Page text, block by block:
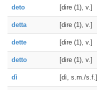
deto [dire (1), v.]
detta [dire (1), v.]
dette [dire (1), v.]
detto [dire (1), v.]
dì [dì, s.m./s.f.]